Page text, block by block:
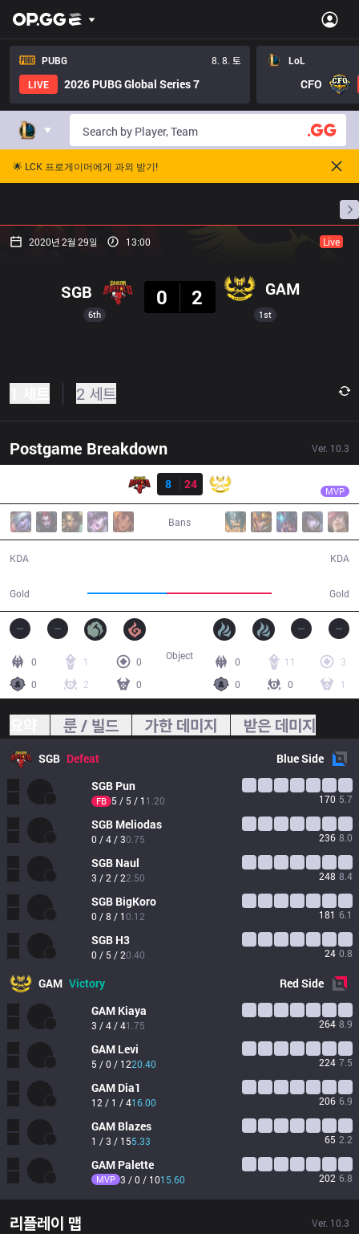
PUBG
8. 8. 토
LIVE
2026 PUBG Global Series 7
LoL
CFO
🌟 LCK 프로게이머에게 과외 받기!
프로빌
2020년 2월 29일 13:00 Live
6th
SGB
0
2 GAM
1st
2 세트
Postgame Breakdown Ver. 10.3
8
24 MVP
Bans
KDA
Gold Gold
KDA
0 1
0
0
2 0
0 11
3
0
0 1
Object
룬 / 빌드 가한 데미지 받은 데미지
SGB Defeat BlueSide
SGB Pun
FB 5 / 5 / 1 1.20 170 5.7
SGB Meliodas
0 / 4 / 30.75 236 8.0
SGB Naul
3 / 2 / 22.50 248 8.4
SGB BigKoro
0 / 8 / 10.12 181 6.1
SGB H3
0 / 5 / 20.40 24 0.8
GAM Victory RedSide
GAM Kiaya
3 / 4 / 41.75 264 8.9
GAM Levi
5 / 0 / 1220.40 224 7.5
GAM Dia1
12 / 1 / 416.00 206 6.9
GAM Blazes
1 / 3 / 155.33 65 2.2
GAM Palette
MVP 3 / 0 / 1015.60 202 6.8
리플레이 맵 Ver. 10.3